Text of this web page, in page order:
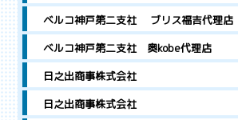
ベルコ神戸第二支社 ブリス福吉代理店
ベルコ神戸第二支社 奥kobe代理店
日之出商事株式会社
日之出商事株式会社